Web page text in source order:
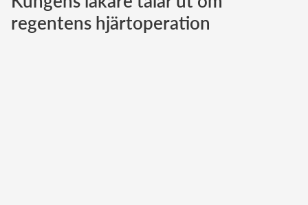
Norska kungahuset
regentens hjärtoperation